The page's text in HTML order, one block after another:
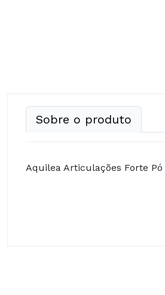
Sobre o produto
Aquilea Articulações Forte